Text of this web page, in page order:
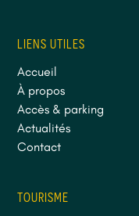
LIENS UTILES
Accueil
À propos
Accès & parking
Actualités
Contact
TOURISME